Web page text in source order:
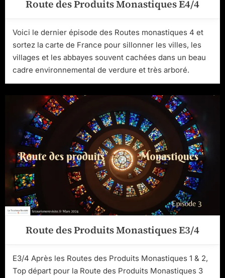
Route des Produits Monastiques E4/4
Voici le dernier épisode des Routes monastiques 4 et
sortez la carte de France pour sillonner les villes, les
villages et les abbayes souvent cachées dans un beau
cadre environnemental de verdure et très arboré.
Route des Produits Monastiques E3/4
E3/4 Après les Routes des Produits Monastiques 1 & 2,
Top départ pour la Route des Produits Monastiques 3